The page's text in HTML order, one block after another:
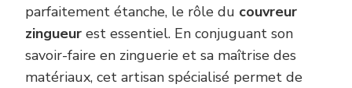
parfaitement étanche, le rôle du couvreur
zingueur est essentiel. En conjuguant son
savoir-faire en zinguerie et sa maîtrise des
matériaux, cet artisan spécialisé permet de